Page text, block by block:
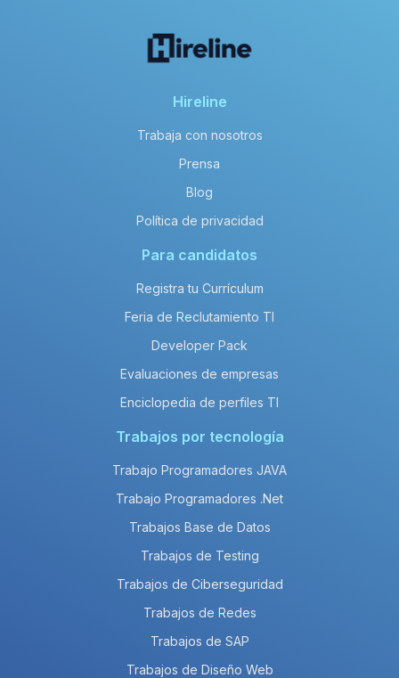
Hireline
Trabaja con nosotros
Prensa
Blog
Política de privacidad
Para candidatos
Registra tu Currículum
Feria de Reclutamiento TI
Developer Pack
Evaluaciones de empresas
Enciclopedia de perfiles TI
Trabajos por tecnología
Trabajo Programadores JAVA
Trabajo Programadores .Net
Trabajos Base de Datos
Trabajos de Testing
Trabajos de Ciberseguridad
Trabajos de Redes
Trabajos de SAP
Trabajos de Diseño Web